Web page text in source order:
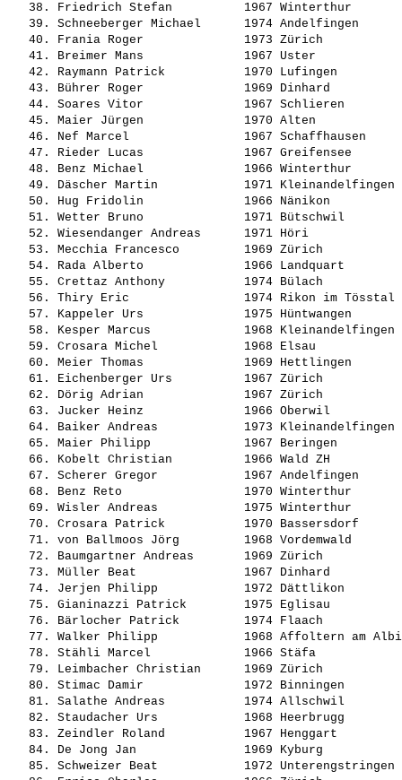
   38.
Friedrich Stefan
1967 Winterthur
   39.
Schneeberger Michael
1974 Andelfingen
   40.
Frania Roger
1973 Zürich
   41.
Breimer Mans
1967 Uster
   42.
Raymann Patrick
1970 Lufingen
   43.
Bührer Roger
1969 Dinhard
   44.
Soares Vitor
1967 Schlieren
   45.
Maier Jürgen
1970 Alten
   46.
Nef Marcel
1967
   47.
Rieder Lucas
1967 Greifensee
   48.
Benz Michael
1966 Winterthur
   49.
Däscher Martin
1971
   50.
Hug Fridolin
1966 Nänikon
   51.
Wetter Bruno
1971 Bütschwil
   52.
Wiesendanger Andreas
1971 Höri
   53.
Mecchia Francesco
1969 Zürich
   54.
Rada Alberto
1966 Landquart
   55.
Crettaz Anthony
1974 Bülach
   56.
Thiry Eric
1974 Rikon im
   57.
Kappeler Urs
1975
   58.
Kesper Marcus
1968
   59.
Crosara Michel
1968 Elsau
   60.
Meier Thomas
1969 Hettlingen
   61.
Eichenberger Urs
1967 Zürich
   62.
Dörig Adrian
1967 Zürich
   63.
Jucker Heinz
1966 Oberwil
   64.
Baiker Andreas
1973
   65.
Maier Philipp
1967 Beringen
   66.
Kobelt Christian
1966 Wald ZH
   67.
Scherer Gregor
1967 Andelfingen
   68.
Benz Reto
1970 Winterthur
   69.
Wisler Andreas
1975 Winterthur
   70.
Crosara Patrick
1970 Bassersdorf
   71.
von Ballmoos Jörg
1968 Vordemwald
   72.
Baumgartner Andreas
1969 Zürich
   73.
Müller Beat
1967 Dinhard
   74.
Jerjen Philipp
1972 Dättlikon
   75.
Gianinazzi Patrick
1975 Eglisau
   76.
Bärlocher Patrick
1974 Flaach
   77.
Walker Philipp
1968 Affoltern am
   78.
Stähli Marcel
1966 Stäfa
   79.
Leimbacher Christian
1969 Zürich
   80.
Stimac Damir
1972 Binningen
   81.
Salathe Andreas
1974 Allschwil
   82.
Staudacher Urs
1968 Heerbrugg
   83.
Zeindler Roland
1967 Henggart
   84.
De Jong Jan
1969 Kyburg
   85.
Schweizer Beat
1972